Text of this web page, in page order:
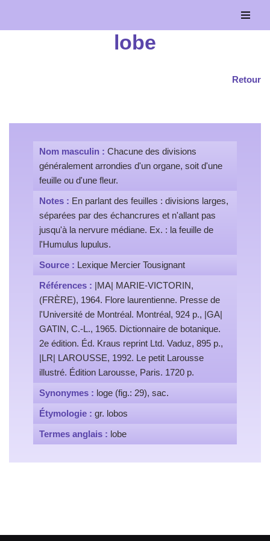
Aller
lobe
Retour
Nom masculin : Chacune des divisions
généralement arrondies d'un organe, soit d'une
feuille ou d'une fleur.
Notes : En parlant des feuilles : divisions larges,
séparées par des échancrures et n'allant pas
jusqu'à la nervure médiane. Ex. : la feuille de
l'Humulus lupulus.
Source : Lexique Mercier Tousignant
Références : |MA| MARIE-VICTORIN,
(FRÈRE), 1964. Flore laurentienne. Presse de
l'Université de Montréal. Montréal, 924 p., |GA|
GATIN, C.-L., 1965. Dictionnaire de botanique.
2e édition. Éd. Kraus reprint Ltd. Vaduz, 895 p.,
|LR| LAROUSSE, 1992. Le petit Larousse
illustré. Édition Larousse, Paris. 1720 p.
Synonymes : loge (fig.: 29), sac.
Étymologie : gr. lobos
Termes anglais : lobe